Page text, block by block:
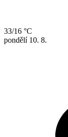
33/16 °C
pondělí 10. 8.